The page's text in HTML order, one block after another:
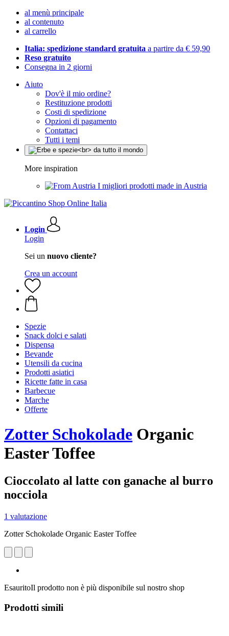
al menù principale
al contenuto
al carrello
Italia: spedizione standard gratuita a partire da € 59,90
Reso gratuito
Consegna in 2 giorni
Aiuto
Dov'è il mio ordine?
Restituzione prodotti
Costi di spedizione
Opzioni di pagamento
Contattaci
Tutti i temi
More inspiration
I migliori prodotti made in Austria
Login
Login
Sei un nuovo cliente?
Crea un account
Spezie
Snack dolci e salati
Dispensa
Bevande
Utensili da cucina
Prodotti asiatici
Ricette fatte in casa
Barbecue
Marche
Offerte
Zotter Schokolade Organic
Easter Toffee
Cioccolato al latte con ganache al burro
nocciola
1 valutazione
Zotter Schokolade Organic Easter Toffee
EsauritoIl prodotto non è più disponibile sul nostro shop
Prodotti simili